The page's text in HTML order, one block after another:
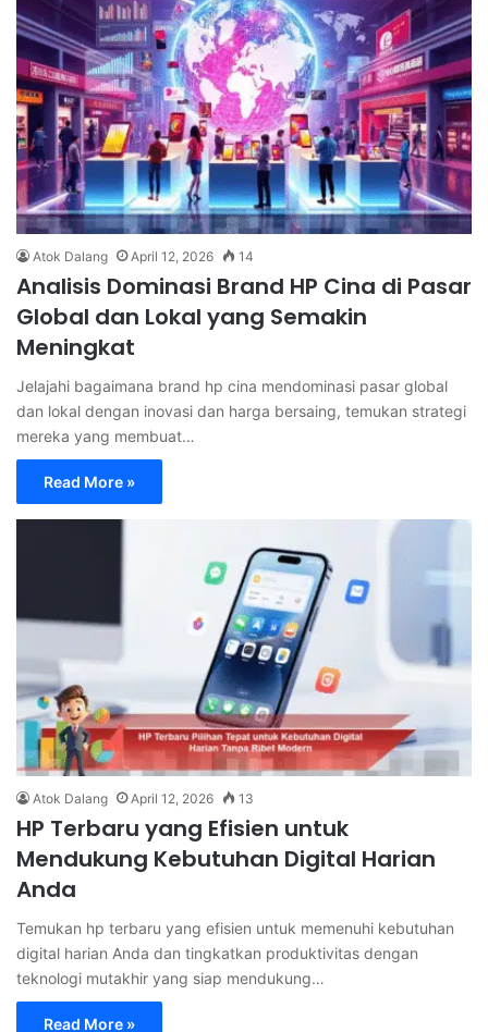
Atok Dalang April 12, 2026 14
Analisis Dominasi Brand HP Cina di Pasar
Global dan Lokal yang Semakin
Meningkat
Jelajahi bagaimana brand hp cina mendominasi pasar global
dan lokal dengan inovasi dan harga bersaing, temukan strategi
mereka yang membuat…
Read More »
Atok Dalang April 12, 2026 13
HP Terbaru yang Efisien untuk
Mendukung Kebutuhan Digital Harian
Anda
Temukan hp terbaru yang efisien untuk memenuhi kebutuhan
digital harian Anda dan tingkatkan produktivitas dengan
teknologi mutakhir yang siap mendukung…
Read More »